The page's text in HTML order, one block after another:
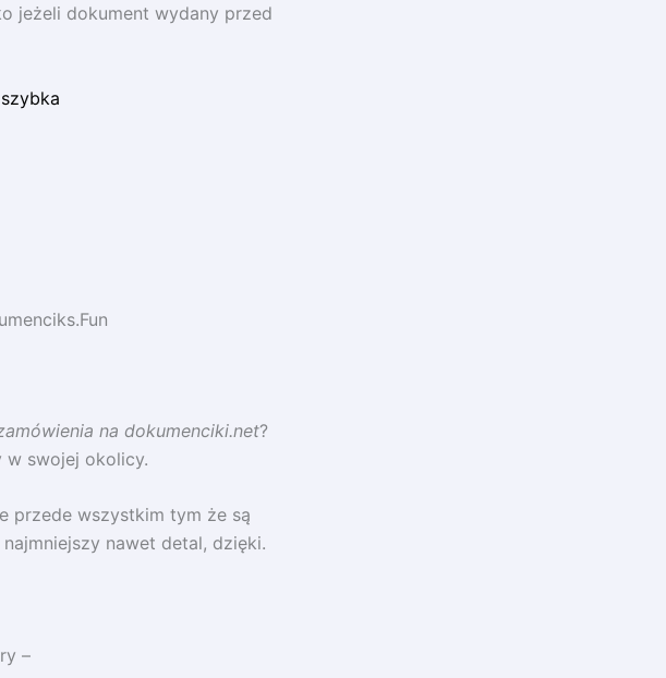
jeżeli dokument wydany przed
na dokumenciki.net?
w swojej okolicy.
przede wszystkim tym że są
nawet detal, dzięki.
–